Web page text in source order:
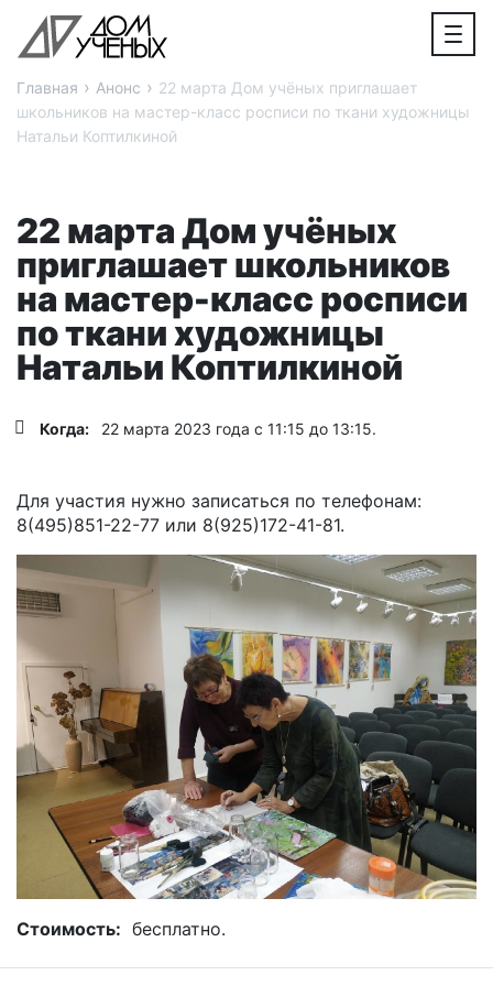
Главная › Анонс › 22 марта Дом учёных приглашает
школьников на мастер-класс росписи по ткани художницы
Натальи Коптилкиной
22 марта Дом учёных
приглашает школьников
на мастер-класс росписи
по ткани художницы
Натальи Коптилкиной
Когда: 22 марта 2023 года с 11:15 до 13:15.
Для участия нужно записаться по телефонам:
8(495)851-22-77 или 8(925)172-41-81.
Стоимость: бесплатно.